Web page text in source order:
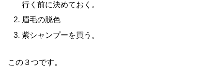
行く前に決めておく。
眉毛の脱色
紫シャンプーを買う。
この３つです。